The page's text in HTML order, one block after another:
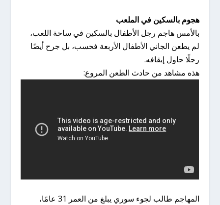
هجوم بالسكين في الملعب
بالأمس هاجم رجل الأطفال بالسكين في ساحة اللعب،
لم يطعن الجاني الأطفال الأربعة فحسب، بل جرح أيضًا
رجلًا حاول إيقافه.
هذه مشاهد من حادث الطعن المروع:
المهاجم طالب لجوء سوري يبلغ من العمر 31 عامًا،